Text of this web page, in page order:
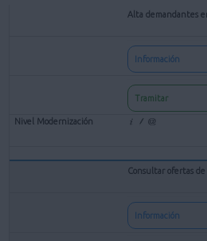
Alta demandantes
Información
Tramitar
Consultar ofertas
Información